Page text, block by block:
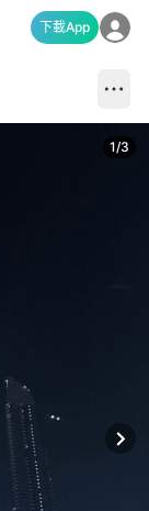
下載App
1/3